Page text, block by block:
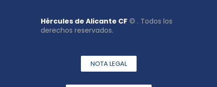
Hércules de Alicante CF © . Todos los
derechos reservados.
NOTA LEGAL